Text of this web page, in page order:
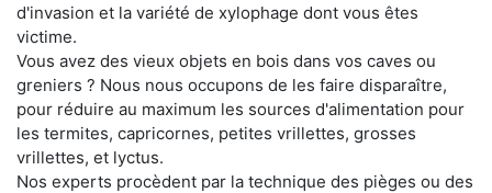
d'invasion et la variété de xylophage dont vous êtes
victime.
Vous avez des vieux objets en bois dans vos caves ou
greniers ? Nous nous occupons de les faire disparaître,
pour réduire au maximum les sources d'alimentation pour
les termites, capricornes, petites vrillettes, grosses
vrillettes, et lyctus.
Nos experts procèdent par la technique des pièges ou des